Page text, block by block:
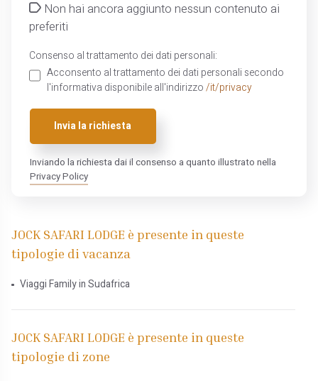
Non hai ancora aggiunto nessun contenuto ai
preferiti
Consenso al trattamento dei dati personali:
Acconsento al trattamento dei dati personali secondo
l'informativa disponibile all'indirizzo /it/privacy
Invia la richiesta
Inviando la richiesta dai il consenso a quanto illustrato nella
Privacy Policy
JOCK SAFARI LODGE è presente in queste
tipologie di vacanza
Viaggi Family in Sudafrica
JOCK SAFARI LODGE è presente in queste
tipologie di zone